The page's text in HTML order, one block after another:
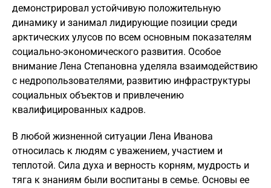
демонстрировал устойчивую положительную
динамику и занимал лидирующие позиции среди
арктических улусов по всем основным показателям
социально-экономического развития. Особое
внимание Лена Степановна уделяла взаимодействию
с недропользователями, развитию инфраструктуры
социальных объектов и привлечению
квалифицированных кадров.
В любой жизненной ситуации Лена Иванова
относилась к людям с уважением, участием и
теплотой. Сила духа и верность корням, мудрость и
тяга к знаниям были воспитаны в семье. Основы ее